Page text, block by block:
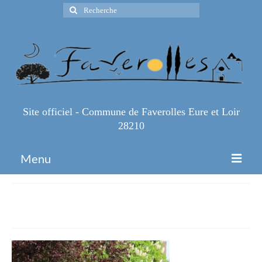
Rechercher
:
Site officiel - Commune de Faverolles Eure et Loir
28210
Menu
Infos Pratiques